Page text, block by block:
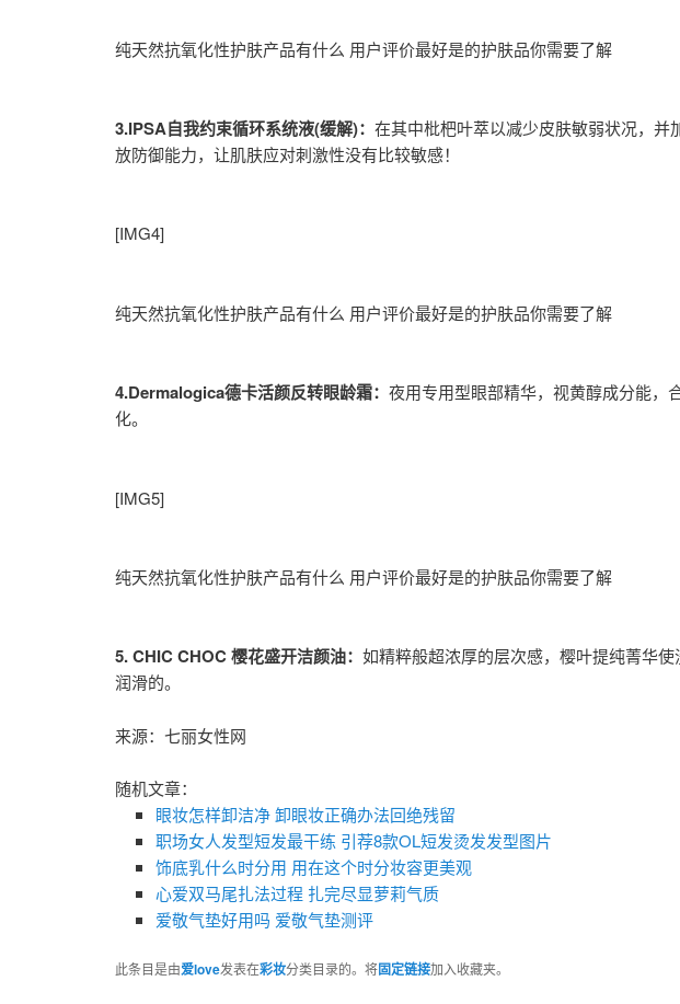
纯天然抗氧化性护肤产品有什么 用户评价最好是的护肤品你需要了解
3.IPSA自我约束循环系统液(缓解)： 在其中枇杷叶萃以减少皮肤敏弱状况，并
放防御能力，让肌肤应对刺激性没有比较敏感！
[IMG4]
纯天然抗氧化性护肤产品有什么 用户评价最好是的护肤品你需要了解
4.Dermalogica德卡活颜反转眼龄霜： 夜用专用型眼部精华，视黄醇成分能，
化。
[IMG5]
纯天然抗氧化性护肤产品有什么 用户评价最好是的护肤品你需要了解
5. CHIC CHOC 樱花盛开洁颜油： 如精粹般超浓厚的层次感，樱叶提纯菁华使
润滑的。
来源：七丽女性网
随机文章：
眼妆怎样卸洁净 卸眼妆正确办法回绝残留
职场女人发型短发最干练 引荐8款OL短发烫发发型图片
饰底乳什么时分用 用在这个时分妆容更美观
心爱双马尾扎法过程 扎完尽显萝莉气质
爱敬气垫好用吗 爱敬气垫测评
此条目是由爱love发表在彩妆分类目录的。将固定链接加入收藏夹。